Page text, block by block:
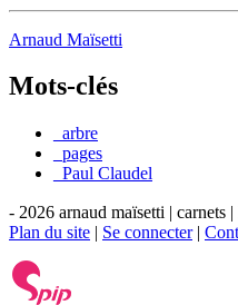
Arnaud Maïsetti
Mots-clés
_arbre
_pages
_Paul Claudel
- 2026 arnaud maïsetti | carnets
Plan du site | Se connecter|